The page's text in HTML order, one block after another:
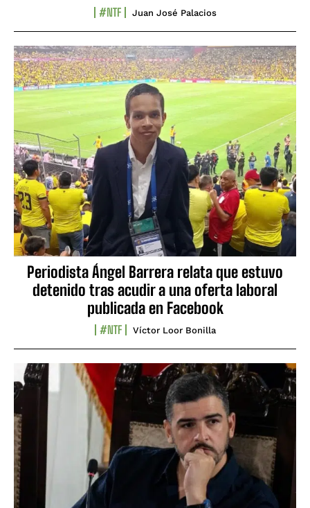
#NTF Juan José Palacios
Periodista Ángel Barrera relata que estuvo
detenido tras acudir a una oferta laboral
publicada en Facebook
#NTF Víctor Loor Bonilla